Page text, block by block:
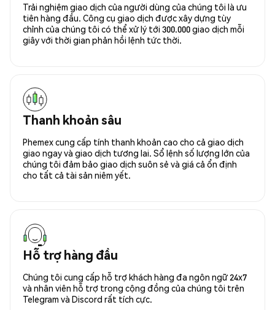
Trải nghiệm giao dịch của người dùng của chúng tôi là ưu
tiên hàng đầu. Công cụ giao dịch được xây dựng tùy
chỉnh của chúng tôi có thể xử lý tới 300.000 giao dịch mỗi
giây với thời gian phản hồi lệnh tức thời.
Thanh khoản sâu
Phemex cung cấp tính thanh khoản cao cho cả giao dịch
giao ngay và giao dịch tương lai. Sổ lệnh số lượng lớn của
chúng tôi đảm bảo giao dịch suôn sẻ và giá cả ổn định
cho tất cả tài sản niêm yết.
Hỗ trợ hàng đầu
Chúng tôi cung cấp hỗ trợ khách hàng đa ngôn ngữ 24x7
và nhân viên hỗ trợ trong cộng đồng của chúng tôi trên
Telegram và Discord rất tích cực.